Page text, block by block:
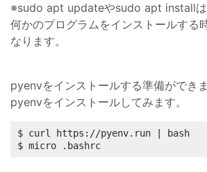
※sudo apt updateやsudo apt installは
何かのプログラムをインストールする
なります。
pyenvをインストールする準備ができ
pyenvをインストールしてみます。
$ curl https://pyenv.run | bash
$ micro .bashrc